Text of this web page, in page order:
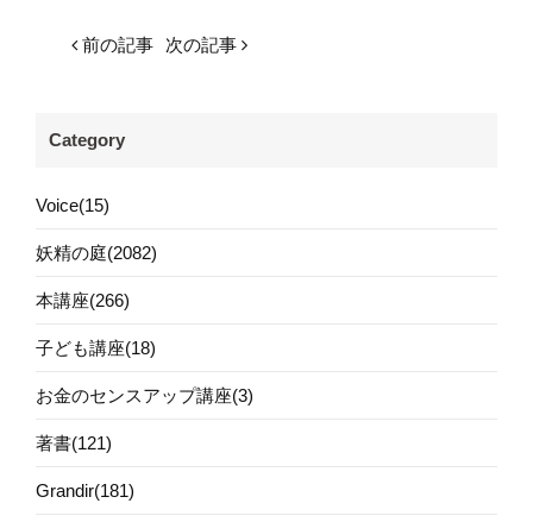
前の記事 次の記事
Category
Voice(15)
妖精の庭(2082)
本講座(266)
子ども講座(18)
お金のセンスアップ講座(3)
著書(121)
Grandir(181)